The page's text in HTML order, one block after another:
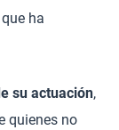
ha
su actuación,
quienes no